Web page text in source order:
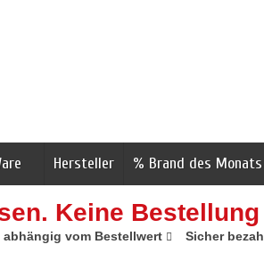
Hersteller % Brand des
Keine
abhängig vom Bestellwert Sicher